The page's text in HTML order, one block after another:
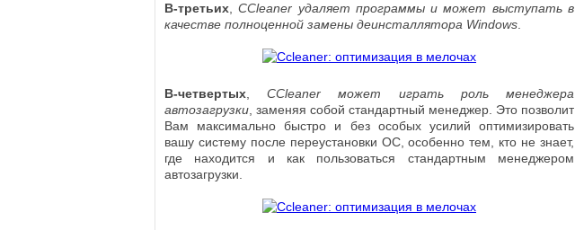
В-третьих ,CCleaner удаляет программы и может выступать в
качестве полноценной замены деинсталлятора Windows
В-четвертых ,CCleaner может играть роль менеджера
автозагрузки , заменяя собой стандартный менеджер. Это позволит
Вам максимально быстро и без особых усилий оптимизировать
вашу систему после переустановки ОС, особенно тем, кто не знает,
где находится и как пользоваться стандартным менеджером
автозагрузки.